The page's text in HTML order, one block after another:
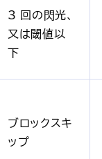
3 回の閃光、
又は閾値以
下
ブロックスキ
ップ